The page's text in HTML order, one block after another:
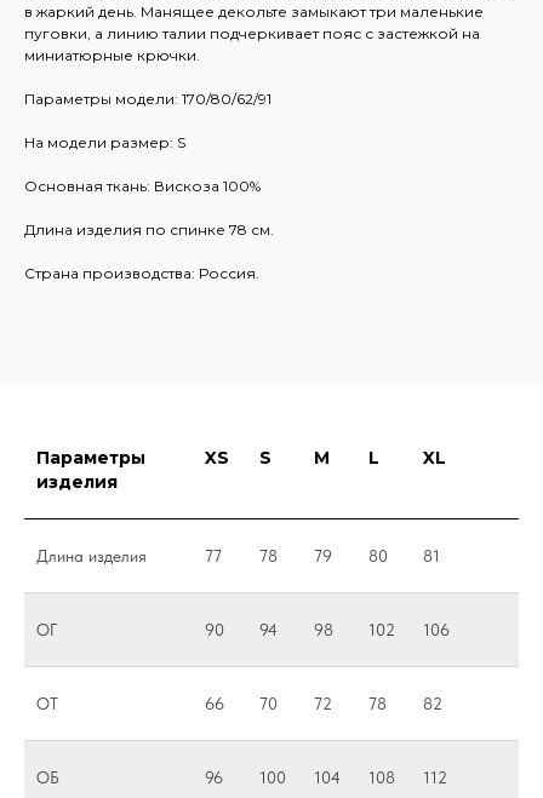
в жаркий день. Манящее декольте замыкают три маленькие
пуговки, а линию талии подчеркивает пояс с застежкой на
миниатюрные крючки.
Параметры модели: 170/80/62/91
На модели размер: S
Основная ткань: Вискоза 100%
Длина изделия по спинке 78 см.
Страна производства: Россия.
Параметры
изделия
XS S M L XL
Длина изделия 77 78 79 80 81
ОГ 90 94 98 102 106
ОТ 66 70 72 78 82
ОБ 96 100 104 108 112